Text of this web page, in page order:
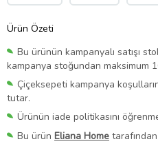
Ürün Özeti
Bu ürünün kampanyalı satışı
kampanya stoğundan maksimum
Çiçeksepeti kampanya
tutar.
Ürünün iade politikasını
Bu ürün Eliana Home